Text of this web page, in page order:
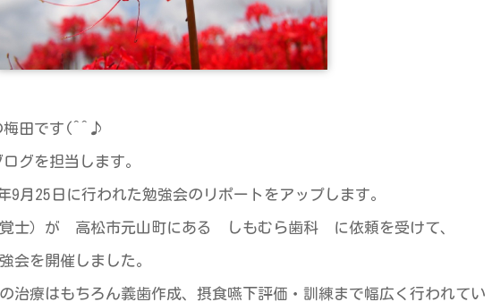
梅田です(^^♪
グを担当します。
9月25日に行われた勉強会のリポートをアップします。
覚士）が 高松市元山町にある しもむら歯科 に依頼を受けて、
会を開催しました。
治療はもちろん義歯作成、摂食嚥下評価・訓練まで幅広く行われてい